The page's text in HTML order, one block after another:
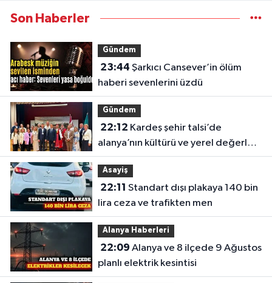
Son Haberler
Gündem
23:44
haberi sevenlerini üzdü
Gündem
22:12
alanya’nın kültürü ve yerel değerleri
tanıtıldı
Asayiş
22:11
lira ceza ve trafikten men
Alanya Haberleri
22:09
planlı elektrik kesintisi